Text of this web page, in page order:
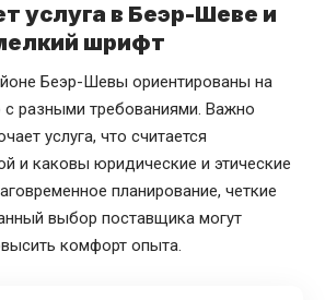
услуга в Беэр-Шеве и
шрифт
Беэр-Шевы ориентированы на
разными требованиями. Важно
услуга, что считается
и каковы юридические и этические
планирование, четкие
выбор поставщика могут
комфорт опыта.